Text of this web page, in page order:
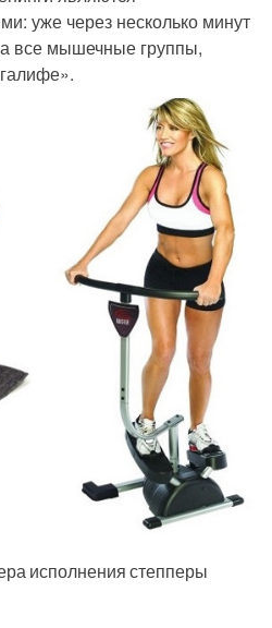
уже через несколько минут
все мышечные группы,
исполнения степперы